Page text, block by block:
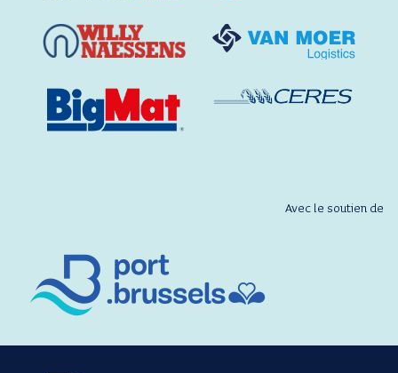
Avec le soutien de